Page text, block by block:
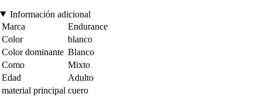
Información adicional
Marca
Endurance
Color
blanco
Color dominante Blanco
Como
Mixto
Edad
Adulto
material principal cuero